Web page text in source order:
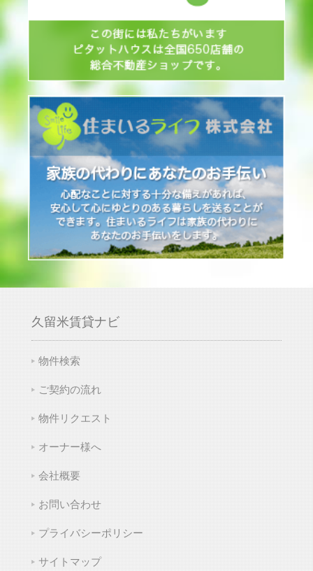
久留米賃貸ナビ
物件検索
ご契約の流れ
物件リクエスト
オーナー様へ
会社概要
お問い合わせ
プライバシーポリシー
サイトマップ